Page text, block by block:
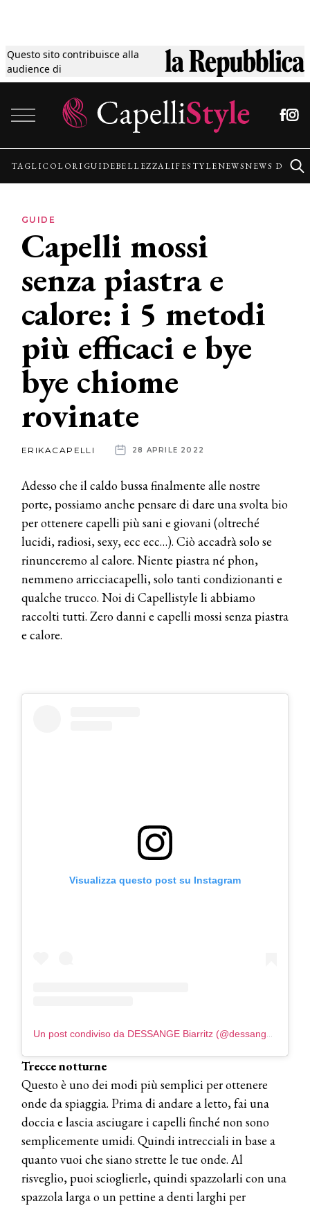
Questo sito contribuisce alla
audience di
Tagli
Colori
Guide
Lifestyle
News
News
dalle
aziende
TAGLICOLORI GUIDEBELLEZZALIFESTYLENEWSNEWS
GUIDE
Capelli mossi
senza piastra e
calore: i 5 metodi
più efficaci e bye
bye chiome
rovinate
ERIKACAPELLI 28 APRILE 2022
Adesso che il caldo bussa finalmente alle nostre
porte, possiamo anche pensare di dare una svolta bio
per ottenere capelli più sani e giovani (oltreché
lucidi, radiosi, sexy, ecc ecc…). Ciò accadrà solo se
rinunceremo al calore. Niente piastra né phon,
nemmeno arricciacapelli, solo tanti condizionanti e
qualche trucco. Noi di Capellistyle li abbiamo
raccolti tutti. Zero danni e capelli mossi senza piastra
e calore.
Visualizza questo post su Instagram
Un post condiviso da DESSANGE Biarritz (@dessange.biarritz)
Trecce notturne
Questo è uno dei modi più semplici per ottenere
onde da spiaggia. Prima di andare a letto, fai una
doccia e lascia asciugare i capelli finché non sono
semplicemente umidi. Quindi intrecciali in base a
quanto vuoi che siano strette le tue onde. Al
risveglio, puoi scioglierle, quindi spazzolarli con una
spazzola larga o un pettine a denti larghi per